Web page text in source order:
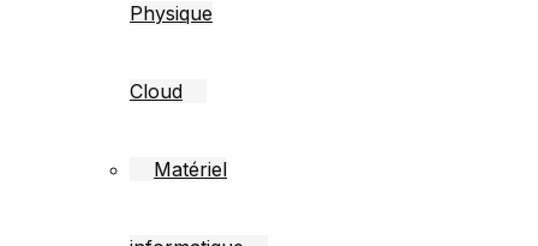
Physique
Cloud
Matériel